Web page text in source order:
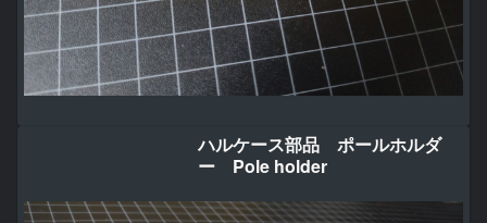
ハルケース部品 ポールホルダ
ー Pole holder